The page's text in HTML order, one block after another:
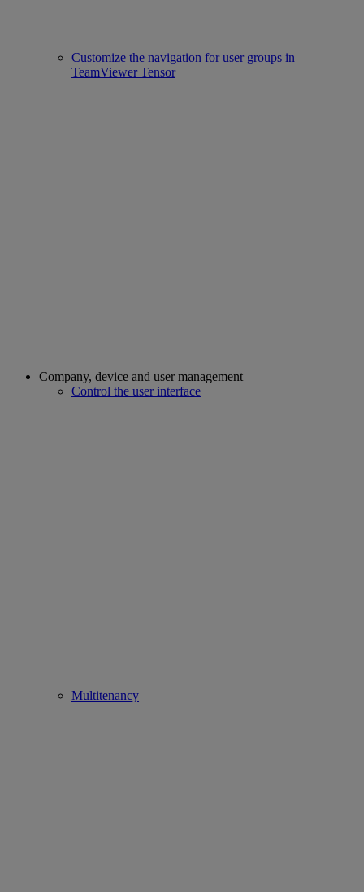
Customize the navigation for user groups in
TeamViewer Tensor
Company, device and user management
Control the user interface
Multitenancy